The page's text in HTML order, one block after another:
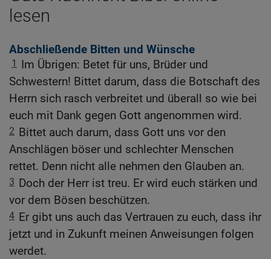
lesen
Abschließende Bitten und Wünsche
1
Im Übrigen: Betet für uns, Brüder und
Schwestern! Bittet darum, dass die Botschaft des
Herrn sich rasch verbreitet und überall so wie bei
euch mit Dank gegen Gott angenommen wird.
2 Bittet auch darum, dass Gott uns vor den
Anschlägen böser und schlechter Menschen
rettet. Denn nicht alle nehmen den Glauben an.
3 Doch der Herr ist treu. Er wird euch stärken und
vor dem Bösen beschützen.
4 Er gibt uns auch das Vertrauen zu euch, dass ihr
jetzt und in Zukunft meinen Anweisungen folgen
werdet.